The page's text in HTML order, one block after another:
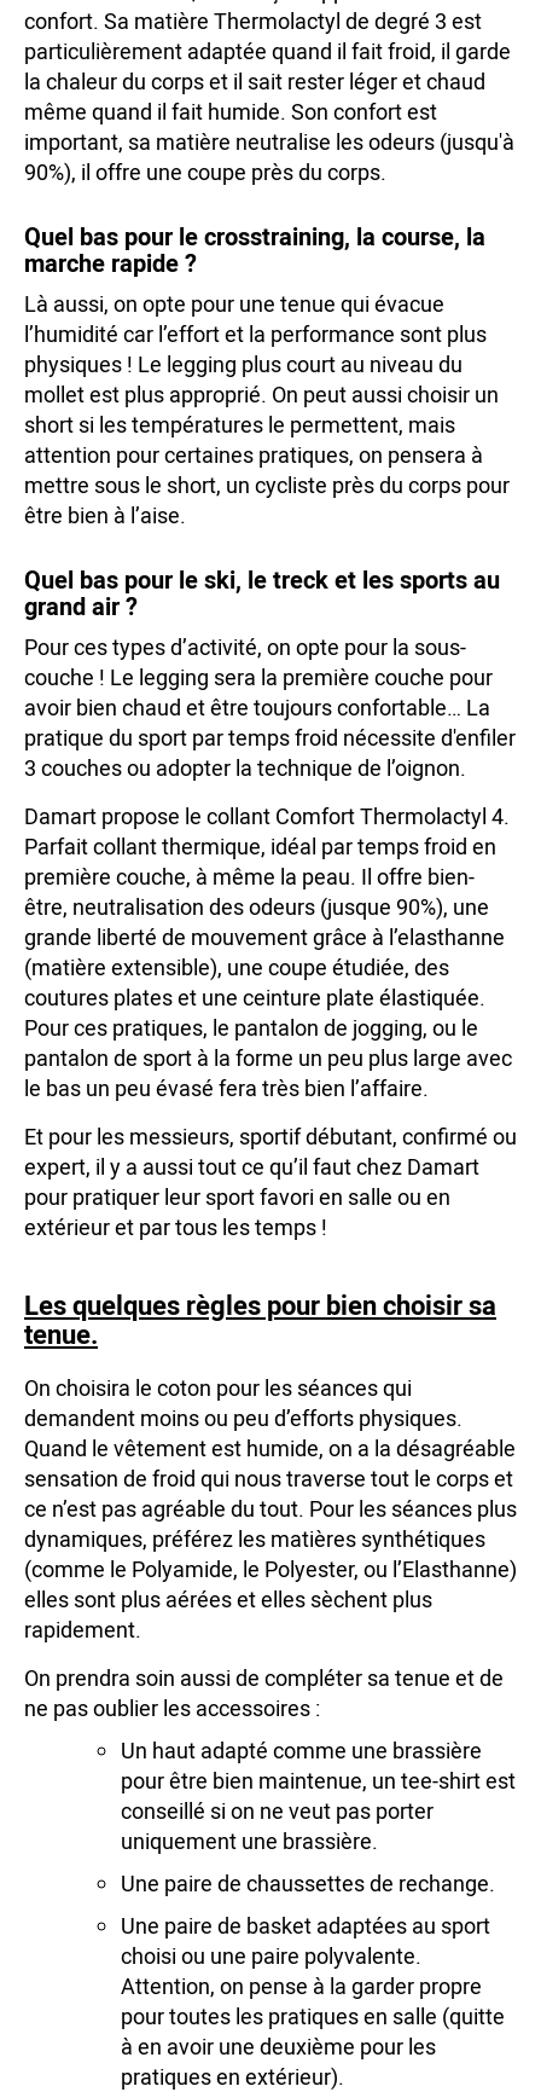
confort. Sa matière Thermolactyl de degré 3 est
particulièrement adaptée quand il fait froid, il garde
la chaleur du corps et il sait rester léger et chaud
même quand il fait humide. Son confort est
important, sa matière neutralise les odeurs (jusqu'à
90%), il offre une coupe près du corps.
Quel bas pour le crosstraining, la course, la
marche rapide ?
Là aussi, on opte pour une tenue qui évacue
l’humidité car l’effort et la performance sont plus
physiques ! Le legging plus court au niveau du
mollet est plus approprié. On peut aussi choisir un
short si les températures le permettent, mais
attention pour certaines pratiques, on pensera à
mettre sous le short, un cycliste près du corps pour
être bien à l’aise.
Quel bas pour le ski, le treck et les sports au
grand air ?
Pour ces types d’activité, on opte pour la sous-
couche ! Le legging sera la première couche pour
avoir bien chaud et être toujours confortable… La
pratique du sport par temps froid nécessite d'enfiler
3 couches ou adopter la technique de l’oignon.
Damart propose le collant Comfort Thermolactyl 4.
Parfait collant thermique, idéal par temps froid en
première couche, à même la peau. Il offre bien-
être, neutralisation des odeurs (jusque 90%), une
grande liberté de mouvement grâce à l’elasthanne
(matière extensible), une coupe étudiée, des
coutures plates et une ceinture plate élastiquée.
Pour ces pratiques, le pantalon de jogging, ou le
pantalon de sport à la forme un peu plus large avec
le bas un peu évasé fera très bien l’affaire.
Et pour les messieurs, sportif débutant, confirmé ou
expert, il y a aussi tout ce qu’il faut chez Damart
pour pratiquer leur sport favori en salle ou en
extérieur et par tous les temps !
Les quelques règles pour bien choisir sa
tenue.
On choisira le coton pour les séances qui
demandent moins ou peu d’efforts physiques.
Quand le vêtement est humide, on a la désagréable
sensation de froid qui nous traverse tout le corps et
ce n’est pas agréable du tout. Pour les séances plus
dynamiques, préférez les matières synthétiques
(comme le Polyamide, le Polyester, ou l’Elasthanne)
elles sont plus aérées et elles sèchent plus
rapidement.
On prendra soin aussi de compléter sa tenue et de
ne pas oublier les accessoires :
Un haut adapté comme une brassière
pour être bien maintenue, un tee-shirt est
conseillé si on ne veut pas porter
uniquement une brassière.
Une paire de chaussettes de rechange.
Une paire de basket adaptées au sport
choisi ou une paire polyvalente.
Attention, on pense à la garder propre
pour toutes les pratiques en salle (quitte
à en avoir une deuxième pour les
pratiques en extérieur).